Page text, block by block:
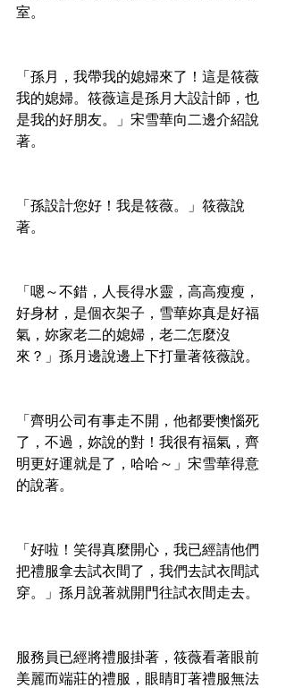
室。
「孫月，我帶我的媳婦來了！這是筱薇
我的媳婦。筱薇這是孫月大設計師，也
是我的好朋友。」宋雪華向二邊介紹說
著。
「孫設計您好！我是筱薇。」筱薇說
著。
「嗯～不錯，人長得水靈，高高瘦瘦，
好身材，是個衣架子，雪華妳真是好福
氣，妳家老二的媳婦，老二怎麼沒
來？」孫月邊說邊上下打量著筱薇說。
「齊明公司有事走不開，他都要懊惱死
了，不過，妳說的對！我很有福氣，齊
明更好運就是了，哈哈～」宋雪華得意
的說著。
「好啦！笑得真麼開心，我已經請他們
把禮服拿去試衣間了，我們去試衣間試
穿。」孫月說著就開門往試衣間走去。
服務員已經將禮服掛著，筱薇看著眼前
美麗而端莊的禮服，眼睛盯著禮服無法